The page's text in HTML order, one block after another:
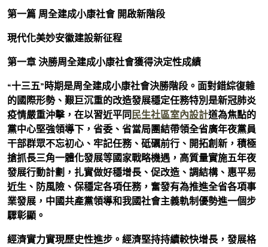
第一篇 周全建成小康社會 開啟新階段
現代化美妙安徽建設新征程
第一章 決勝周全建成小康社會獲得決定性成績
“十三五”時期是周全建成小康社會決勝階段。面對錯綜復雜
的國際形勢、艱巨沉重的改造發展穩定任務特別是新冠肺炎
疫情嚴重沖擊，在以習近平同 民生社區室內設計道為焦點的
黨中心堅強領導下，省委、省當局團結帶領全省廣年夜黨員
干部群眾不忘初心、牢記任務、砥礪前行、開拓創新，積極
搶抓長三角一體化發展等國家戰略機遇，高質量實施五年夜
發展行動計劃，扎實做好穩增長、促改造、調結構、惠平易
近生、防風險、保穩定各項任務，奮發有為推進全省各項事
業發展，中國共產黨領導和我國社會主義軌制優勢進一個步
驟彰顯。
經濟實力實現歷史性進步。經濟堅持持續較快增長，發展格